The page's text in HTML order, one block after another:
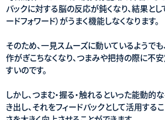
バックに対する脳の反応が鈍くなり、結果と
ードフォワード）がうまく機能しなくなります。
そのため、一見スムーズに動いているようで
作がぎこちなくなり、つまみや把持の際に不
すいのです。
しかし、つまむ・握る・触れるといった能動
き出し、それをフィードバックとして活用する